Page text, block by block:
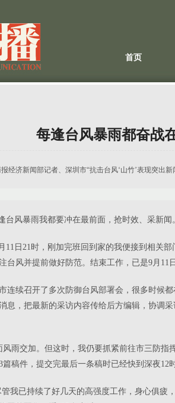
首页
每逢台风暴雨都奋战
经济新闻部记者、深圳市“抗击台风‘山竹’表现突出新
台风暴雨我都要冲在最前面，抢时效、采新闻
11 日 21时，刚加完班回到家的我便接到相关
台风并提前做好防范。结束工作，已是9月 11 日
连续召开了多次防御台风部署会，很多时候
息，把最新的采访内容传给后方编辑，协调
雨交加。但这时，我仍要抓紧前往市三防
篇稿件，提交完最后一条稿时已经快到深夜12
我已持续了好几天的高强度工作，身心俱